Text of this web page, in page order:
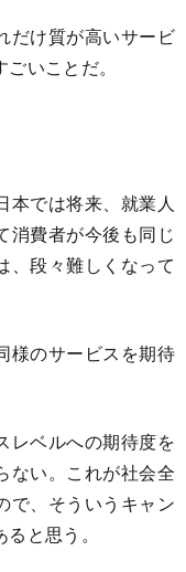
だけ質が高いサービ
いことだ。
本では将来、就業人
消費者が今後も同じ
、段々難しくなって
様のサービスを期待
レベルへの期待度を
ない。これが社会全
で、そういうキャン
と思う。